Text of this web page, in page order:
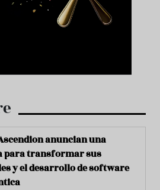
anuncian una
para transformar sus
y el desarrollo de software